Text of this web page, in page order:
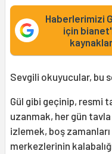
Haberlerimizi
için
Sevgili okuyucular, bu
Gül gibi geçinip, resmi
uzanmak, her gün
izlemek, boş
merkezlerinin